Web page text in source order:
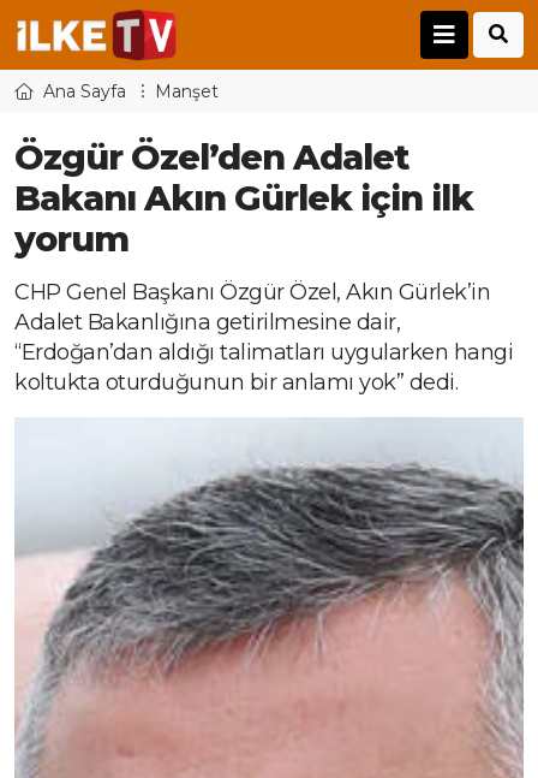
Ana Sayfa Manşet
Özgür Özel’den Adalet
Bakanı Akın Gürlek için ilk
yorum
CHP Genel Başkanı Özgür Özel, Akın Gürlek’in
Adalet Bakanlığına getirilmesine dair,
“Erdoğan’dan aldığı talimatları uygularken hangi
koltukta oturduğunun bir anlamı yok” dedi.